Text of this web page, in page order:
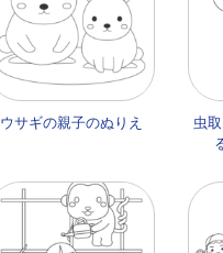
ウサギの親子のぬりえ
虫